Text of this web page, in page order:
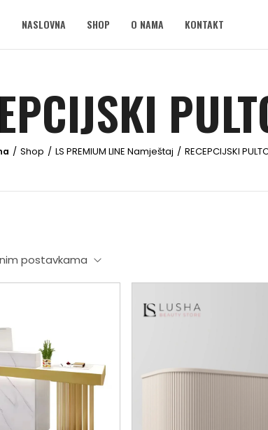
NASLOVNA SHOP O NAMA KONTAKT
/ Shop / LS PREMIUM LINE Namještaj / RECEPCIJSKI
postavkama